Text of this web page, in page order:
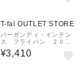
T-fal OUTLET STORE
バーガンディ・インテン
ス フライパン ２０ｃ
ｍ
¥3,410